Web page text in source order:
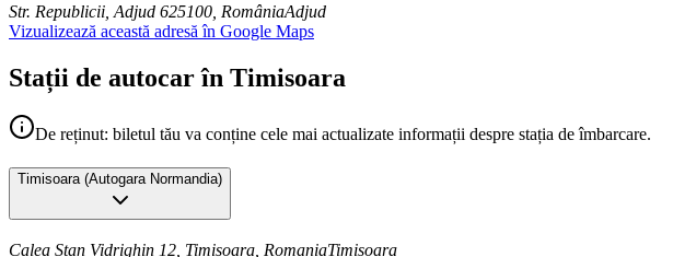
Str. Republicii, Adjud 625100, RomâniaAdjud
Vizualizează această adresă în Google Maps
Stații de autocar în Timisoara
De reținut: biletul tău va conține cele mai actualizate informații despre stația de îmbarcare.
Timisoara(Autogara Normandia)
Calea Stan Vidrighin 12, Timișoara, RomaniaTimisoara